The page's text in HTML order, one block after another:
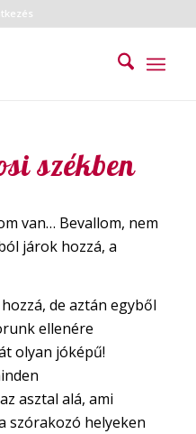
székben
van… Bevallom, nem
járok hozzá, a
de aztán egyből
ellenére
olyan jóképű!
asztal alá, ami
szórakozó helyeken